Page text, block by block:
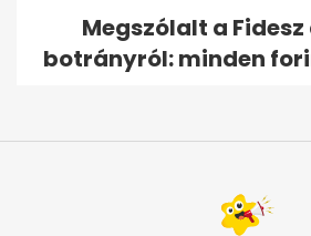
Megszólalt a
botrányról: minden